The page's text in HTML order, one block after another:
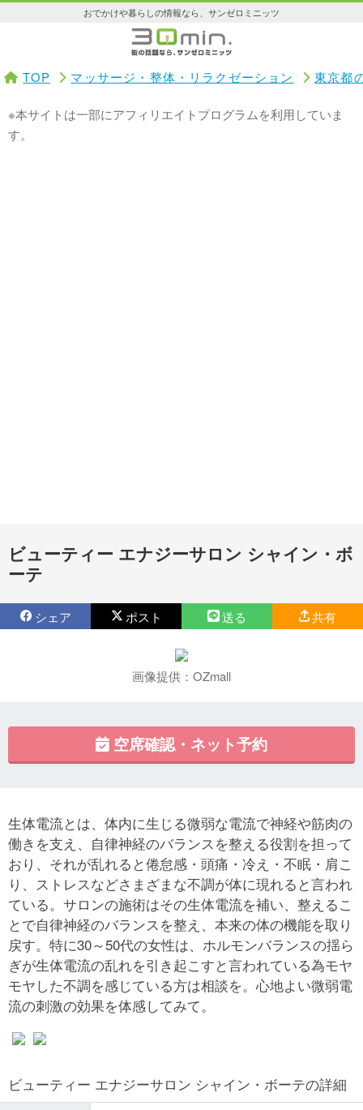
おでかけや暮らしの情報なら、サンゼロミニッツ
TOP マッサージ・整体・リラクゼーション 東京都
※本サイトは一部にアフィリエイトプログラムを利用していま
す。
ビューティー エナジーサロン シャイン・ボ
ーテ
シェア ポスト 送る 共有
画像提供：OZmall
空席確認・ネット予約
生体電流とは、体内に生じる微弱な電流で神経や筋肉の
働きを支え、自律神経のバランスを整える役割を担って
おり、それが乱れると倦怠感・頭痛・冷え・不眠・肩こ
り、ストレスなどさまざまな不調が体に現れると言われ
ている。サロンの施術はその生体電流を補い、整えるこ
とで自律神経のバランスを整え、本来の体の機能を取り
戻す。特に30～50代の女性は、ホルモンバランスの揺ら
ぎが生体電流の乱れを引き起こすと言われている為モヤ
モヤした不調を感じている方は相談を。心地よい微弱電
流の刺激の効果を体感してみて。
ビューティー エナジーサロン シャイン・ボーテの詳細